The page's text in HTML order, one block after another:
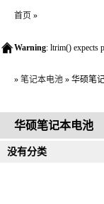
首页 »
Warning: ltrim() expects
» 笔记本电池 » 华硕笔
华硕笔记本电池
没有分类